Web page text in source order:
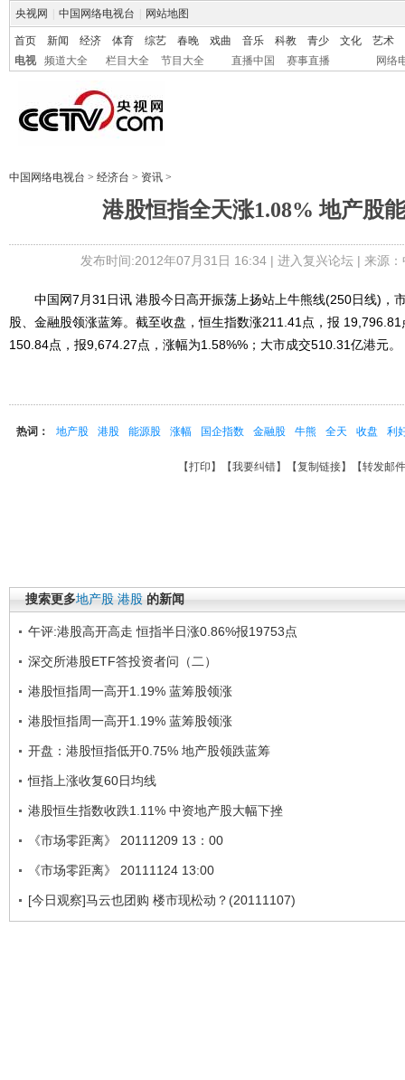
央视网 中国网络电视台 网站地图
首页 新闻 经济 体育 综艺 春晚 戏曲 音乐 科教 青少 文化
艺术
电视
频道大全 栏目大全 节目大全 直播中国 赛事直播 网络
中国网络电视台 > 经济台 > 资讯 >
港股恒指全天涨1.08% 地产股
发布时间:2012年07月31日 16:34 | 进入复兴论坛| 来源
中国网7月31日讯 港股今日高开振荡上扬站上牛熊线(250日线)，
股、金融股领涨蓝筹。截至收盘，恒生指数涨211.41点，报
150.84点，报9,674.27点，涨幅为1.58%%；大市成交510.31亿港元。
热词： 地产股 港股 能源股 涨幅 国企指数 金融股 牛熊 全天 收盘 利
【打印 】【我要纠错】【复制链接】【转发邮件
搜索更多地产股 港股 的新闻
午评:港股高开高走 恒指半日涨0.86%报19753点
深交所港股ETF答投资者问（二）
港股恒指周一高开1.19% 蓝筹股领涨
港股恒指周一高开1.19% 蓝筹股领涨
开盘：港股恒指低开0.75% 地产股领跌蓝筹
恒指上涨收复60日均线
港股恒生指数收跌1.11% 中资地产股大幅下挫
《市场零距离》 20111209 13：00
《市场零距离》 20111124 13:00
[今日观察]马云也团购 楼市现松动？(20111107)